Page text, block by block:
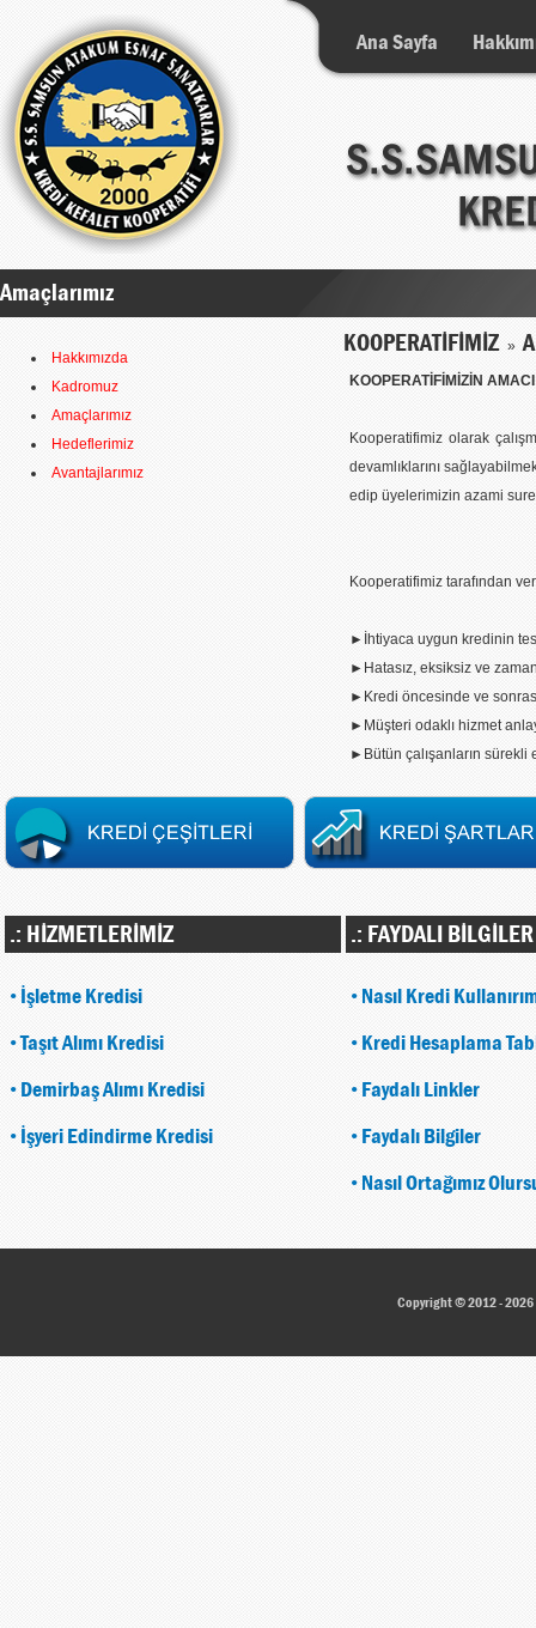
Ana Sayfa
Amaçlarımız
Hakkımızda
Kadromuz
Amaçlarımız
Hedeflerimiz
Avantajlarımız
KOOPERATİFİMİZ »
KOOPERATİFİMİZİN
Kooperatifimiz olarak
devamlıklarını
edip üyelerimizin azami
Kooperatifimiz tarafından
►İhtiyaca uygun kredinin
►Hatasız, eksiksiz ve
►Kredi öncesinde ve
►Müşteri odaklı hizmet
►Bütün çalışanların sürekli
.: HİZMETLERİMİZ .: FAYDALI BİLGİLER
• İşletme Kredisi
•Taşıt Alımı Kredisi
• Demirbaş Alımı Kredisi
• İşyeri Edindirme Kredisi
• Nasıl Kredi
• Kredi Hesaplama
• Faydalı Linkler
• Faydalı Bilgiler
• Nasıl Ortağımız
Copyright © 2012 - 2026